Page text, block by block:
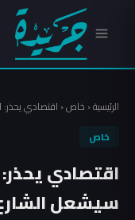
الرئيسية‹ خاص‹ اقتصادي يحذر:
خاص
اقتصادي
سيشعل